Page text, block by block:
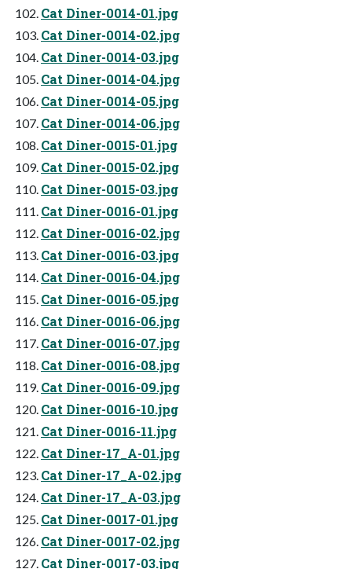
Cat Diner-0014-01.jpg
Cat Diner-0014-02.jpg
Cat Diner-0014-03.jpg
Cat Diner-0014-04.jpg
Cat Diner-0014-05.jpg
Cat Diner-0014-06.jpg
Cat Diner-0015-01.jpg
Cat Diner-0015-02.jpg
Cat Diner-0015-03.jpg
Cat Diner-0016-01.jpg
Cat Diner-0016-02.jpg
Cat Diner-0016-03.jpg
Cat Diner-0016-04.jpg
Cat Diner-0016-05.jpg
Cat Diner-0016-06.jpg
Cat Diner-0016-07.jpg
Cat Diner-0016-08.jpg
Cat Diner-0016-09.jpg
Cat Diner-0016-10.jpg
Cat Diner-0016-11.jpg
Cat Diner-17_A-01.jpg
Cat Diner-17_A-02.jpg
Cat Diner-17_A-03.jpg
Cat Diner-0017-01.jpg
Cat Diner-0017-02.jpg
Cat Diner-0017-03.jpg